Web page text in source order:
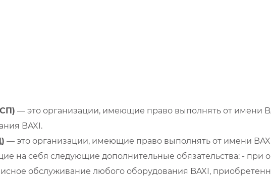
— это организации, имеющие право выполнять от имени
BAXI.
— это организации, имеющие право выполнять от имени
на себя следующие дополнительные обязательства: - при
обслуживание любого оборудования BAXI,